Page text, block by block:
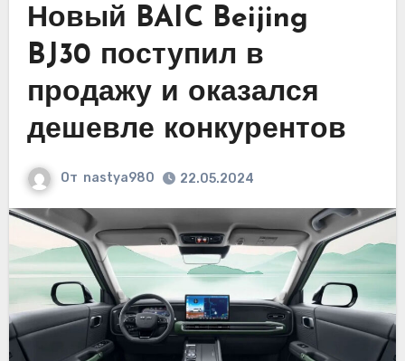
Новый BAIC Beijing
BJ30 поступил в
продажу и оказался
дешевле конкурентов
От nastya980 22.05.2024